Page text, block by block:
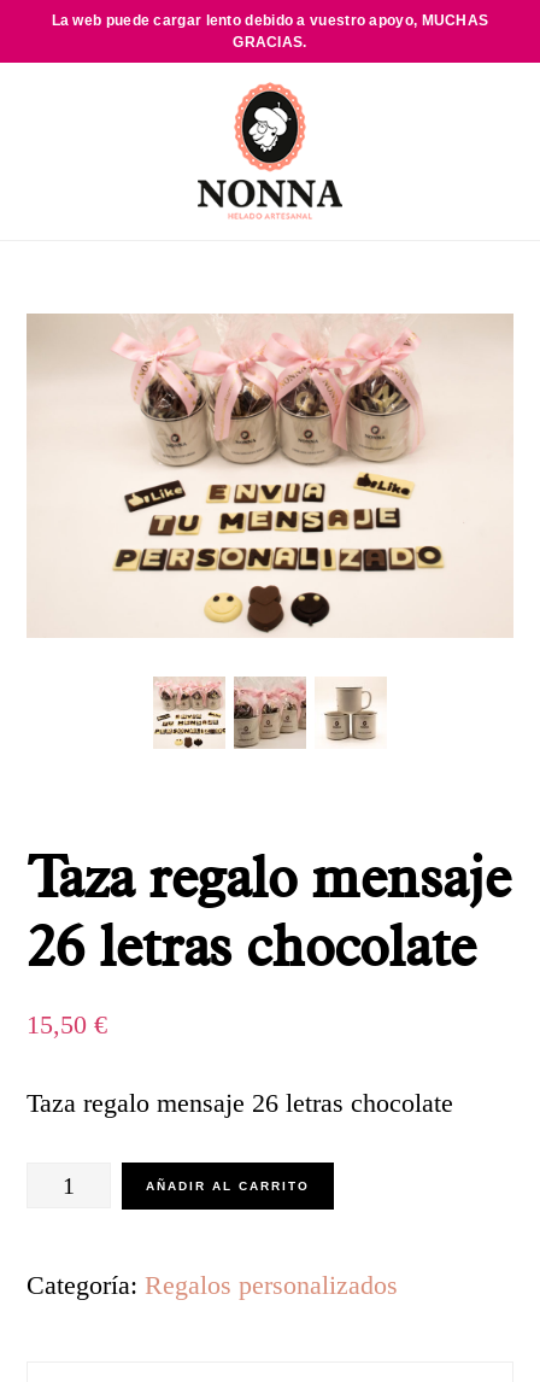
La web puede cargar lento debido a vuestro apoyo, MUCHAS
GRACIAS.
Taza regalo mensaje
26 letras chocolate
15,50€
Taza regalo mensaje 26 letras chocolate
Taza
mensaje
AÑADIR AL CARRITO
Categoría:Regalos personalizados